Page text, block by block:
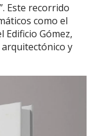
”. Este recorrido
como el
Edificio Gómez,
y